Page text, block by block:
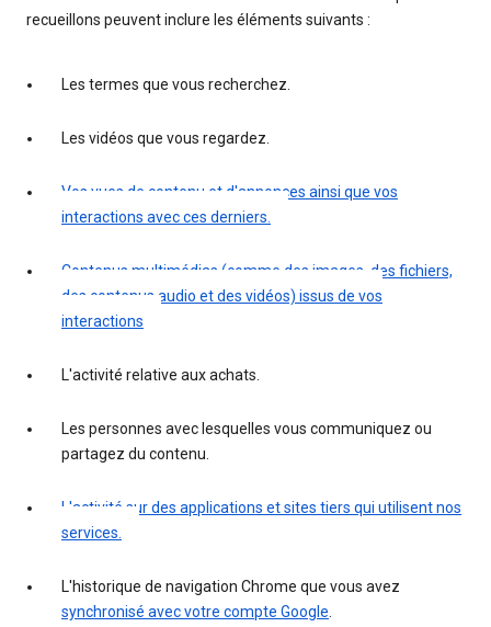
recueillons peuvent inclure les éléments suivants :
Les termes que vous recherchez.
Les vidéos que vous regardez.
Vos vues de contenu et d'annonces ainsi que vos
interactions avec ces derniers.
Contenus multimédias (comme des images, des fichiers,
des contenus audio et des vidéos) issus de vos
interactions
L'activité relative aux achats.
Les personnes avec lesquelles vous communiquez ou
partagez du contenu.
L'activité sur des applications et sites tiers qui utilisent nos
services.
L'historique de navigation Chrome que vous avez
synchronisé avec votre compte Google.